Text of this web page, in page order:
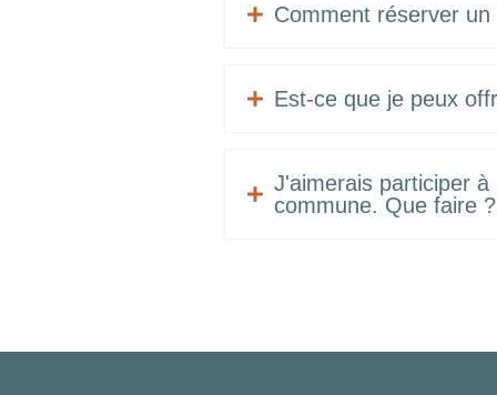
 Comment réserver un
 Est-ce que je peux

J'aimerais participer
commune. Que faire ?